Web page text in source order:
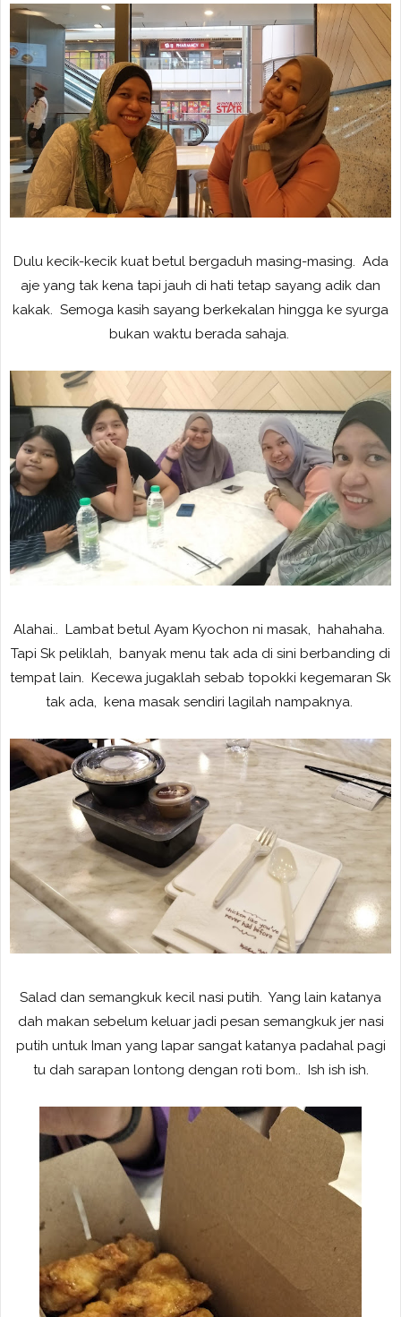
Dulu kecik-kecik kuat betul bergaduh masing-masing. Ada
aje yang tak kena tapi jauh di hati tetap sayang adik dan
kakak. Semoga kasih sayang berkekalan hingga ke syurga
bukan waktu berada sahaja.
Alahai.. Lambat betul Ayam Kyochon ni masak, hahahaha.
Tapi Sk peliklah, banyak menu tak ada di sini berbanding di
tempat lain. Kecewa jugaklah sebab topokki kegemaran Sk
tak ada, kena masak sendiri lagilah nampaknya.
Salad dan semangkuk kecil nasi putih. Yang lain katanya
dah makan sebelum keluar jadi pesan semangkuk jer nasi
putih untuk Iman yang lapar sangat katanya padahal pagi
tu dah sarapan lontong dengan roti bom.. Ish ish ish.